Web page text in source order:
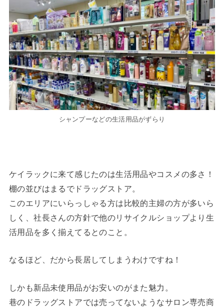
シャンプーなどの生活用品がずらり
ケイラックに来て感じたのは生活用品やコスメの多さ！
棚の並びはまるでドラッグストア。
このエリアにいらっしゃる方は比較的主婦の方が多いら
しく、社長さんの方針で他のリサイクルショップより生
活用品を多く揃えてるとのこと。
なるほど、だから長居してしまうわけですね！
しかも新品未使用品がお安いのがまた魅力。
巷のドラッグストアでは売ってないようなサロン専売商